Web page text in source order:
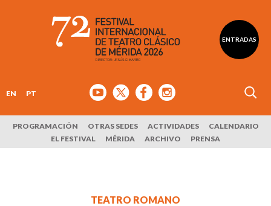
ENTRADAS
EN PT
PROGRAMACIÓN OTRAS SEDES ACTIVIDADES
CALENDARIO
EL FESTIVAL
MÉRIDA ARCHIVO PRENSA
TEATRO ROMANO